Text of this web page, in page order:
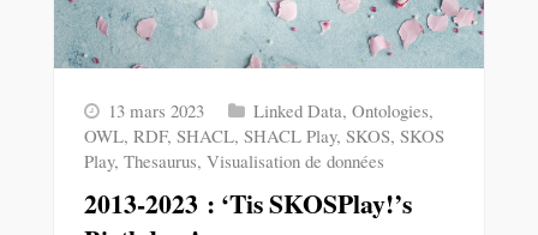
13 mars 2023 Linked Data, Ontologies,
OWL, RDF, SHACL, SHACL Play, SKOS, SKOS
Play, Thesaurus, Visualisation de données
2013-2023 : ‘Tis SKOSPlay!’s